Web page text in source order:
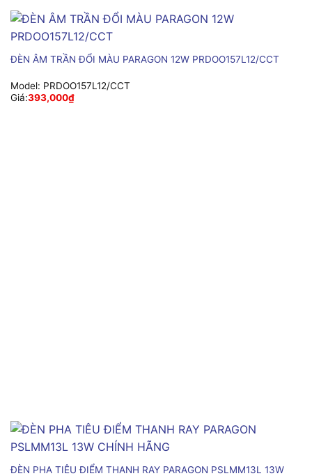
ĐÈN ÂM TRẦN ĐỔI MÀU PARAGON 12W PRDOO157L12/CCT
Model: PRDOO157L12/CCT
Giá:393,000₫
ĐÈN PHA TIÊU ĐIỂM THANH RAY PARAGON PSLMM13L 13W